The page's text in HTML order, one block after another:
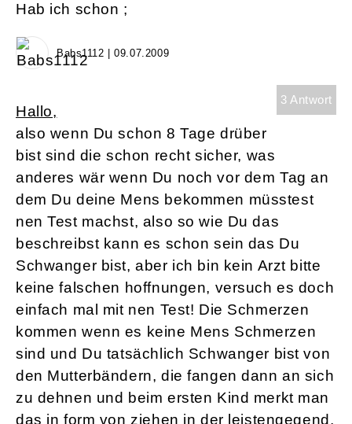
Hab ich schon ;
Babs1112 | 09.07.2009
3 Antwort
Hallo,
also wenn Du schon 8 Tage drüber
bist sind die schon recht sicher, was
anderes wär wenn Du noch vor dem Tag an
dem Du deine Mens bekommen müsstest
nen Test machst, also so wie Du das
beschreibst kann es schon sein das Du
Schwanger bist, aber ich bin kein Arzt bitte
keine falschen hoffnungen, versuch es doch
einfach mal mit nen Test! Die Schmerzen
kommen wenn es keine Mens Schmerzen
sind und Du tatsächlich Schwanger bist von
den Mutterbändern, die fangen dann an sich
zu dehnen und beim ersten Kind merkt man
das in form von ziehen in der leistengegend,